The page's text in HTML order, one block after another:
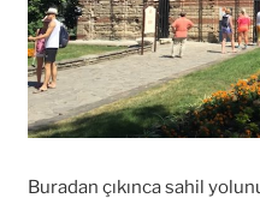
Buradan çıkınca sahil